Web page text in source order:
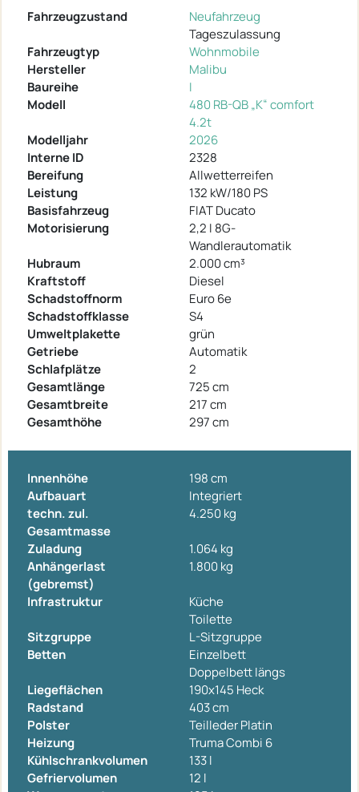
Fahrzeugzustand
Neufahrzeug
Tageszulassung
Fahrzeugtyp
Wohnmobile
Hersteller
Malibu
Baureihe
I
Modell
480 RB-QB „K“ comfort
4.2t
Modelljahr
2026
Interne ID
2328
Bereifung
Allwetterreifen
Leistung
132 kW/180 PS
Basisfahrzeug
FIAT Ducato
Motorisierung
2,2 I 8G-
Wandlerautomatik
Hubraum
2.000 cm³
Kraftstoff
Diesel
Schadstoffnorm
Euro 6e
Schadstoffklasse
S4
Umweltplakette
grün
Getriebe
Automatik
Schlafplätze
2
Gesamtlänge
725 cm
Gesamtbreite
217 cm
Gesamthöhe
297 cm
Innenhöhe
198 cm
Aufbauart
Integriert
techn. zul.
Gesamtmasse
4.250 kg
Zuladung
1.064 kg
Anhängerlast
(gebremst)
1.800 kg
Infrastruktur
Küche
Toilette
Sitzgruppe
L-Sitzgruppe
Betten
Einzelbett
Doppelbett längs
Liegeflächen
190x145 Heck
Radstand
403 cm
Polster
Teilleder Platin
Heizung
Truma Combi 6
Kühlschrankvolumen
133 l
Gefriervolumen
12 l